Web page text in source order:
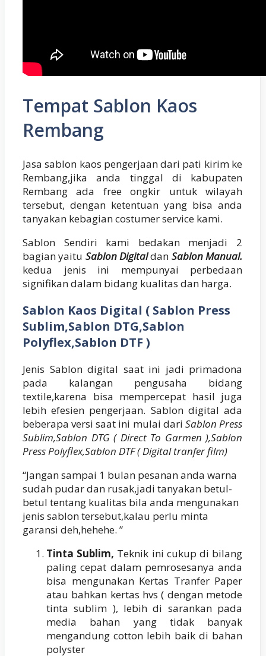
Tempat Sablon Kaos
Rembang
Jasa sablon kaos pengerjaan dari pati kirim ke
Rembang,jika anda tinggal di kabupaten
Rembang ada free ongkir untuk wilayah
tersebut, dengan ketentuan yang bisa anda
tanyakan kebagian costumer service kami.
Sablon Sendiri kami bedakan menjadi 2
bagian yaitu Sablon Digitaldan Sablon Manual.
kedua jenis ini mempunyai perbedaan
signifikan dalam bidang kualitas dan harga.
Sablon Kaos Digital ( Sablon Press
Sublim,Sablon DTG,Sablon
Polyflex,Sablon DTF )
Jenis Sablon digital saat ini jadi primadona
pada kalangan pengusaha bidang
textile,karena bisa mempercepat hasil juga
lebih efesien pengerjaan. Sablon digital ada
beberapa versi saat ini mulai dari Sablon Press
Sublim,Sablon DTG ( Direct To Garmen ),Sablon
Press Polyflex,Sablon DTF ( Digital tranfer film)
“Jangan sampai 1 bulan pesanan anda warna
sudah pudar dan rusak,jadi tanyakan betul-
betul tentang kualitas bila anda mengunakan
jenis sablon tersebut,kalau perlu minta
garansi deh,hehehe. ”
Tinta Sublim, Teknik ini cukup di bilang
paling cepat dalam pemrosesanya anda
bisa mengunakan Kertas Tranfer Paper
atau bahkan kertas hvs ( dengan metode
tinta sublim ), lebih di sarankan pada
media bahan yang tidak banyak
mengandung cotton lebih baik di bahan
polyster